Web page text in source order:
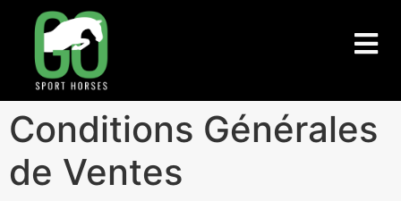
Conditions Générales
de Ventes